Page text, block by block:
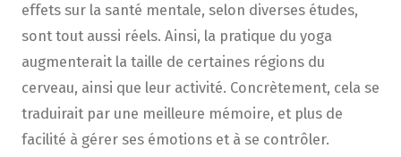
effets sur la santé mentale, selon diverses études,
sont tout aussi réels. Ainsi, la pratique du yoga
augmenterait la taille de certaines régions du
cerveau, ainsi que leur activité. Concrètement, cela se
traduirait par une meilleure mémoire, et plus de
facilité à gérer ses émotions et à se contrôler.